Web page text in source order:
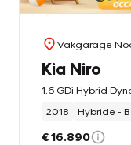
Vakgarage
Kia Niro
1.6 GDi Hybrid
2018
Hybride -
€ 16.890